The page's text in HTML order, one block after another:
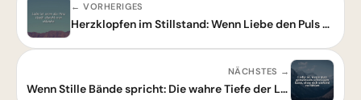
← VORHERIGES
Herzklopfen im Stillstand: Wenn Liebe den Puls beschleunigt!
NÄCHSTES →
Wenn Stille Bände spricht: Die wahre Tiefe der Liebe finden